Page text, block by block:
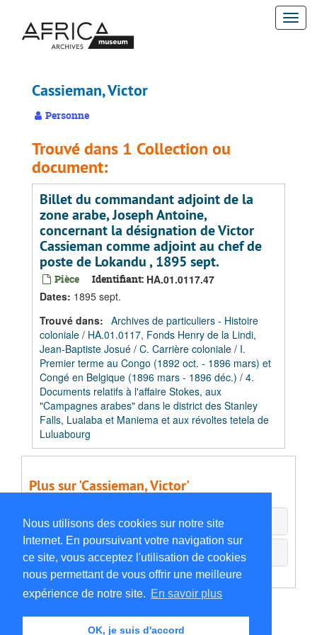
Nous utilisons des cookies sur notre site
Internet. En poursuivant votre navigation sur
ce site, vous acceptez l'utilisation de cookies
nous permettant de vous offrir une meilleure
expérience de notre site. En savoir plus
OK, je suis d'accord
contenu
Cassieman, Victor
Personne
Trouvé dans 1 Collection ou
document:
Billet du commandant adjoint de la
zone arabe, Joseph Antoine,
concernant la désignation de Victor
Cassieman comme adjoint au chef de
poste de Lokandu , 1895 sept.
Pièce Identifiant: HA.01.0117.47
Dates: 1895 sept.
Trouvé dans: Archives de particuliers - Histoire
coloniale / HA.01.0117, Fonds Henry de la Lindi,
Jean-Baptiste Josué / C. Carrière coloniale / I.
Premier terme au Congo (1892 oct. - 1896 mars) et
Congé en Belgique (1896 mars - 1896 déc.) / 4.
Documents relatifs à l'affaire Stokes, aux
"Campagnes arabes" dans le district des Stanley
Falls, Lualaba et Maniema et aux révoltes tetela de
Luluabourg
Plus sur 'Cassieman, Victor'
Agents associés
Documents externes